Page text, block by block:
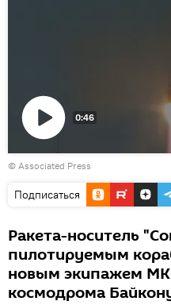
Воспроизвести
видео
0:46
© Associated Press
Подписаться
Ракета-носитель
пилотируемым
новым экипажем
космодрома